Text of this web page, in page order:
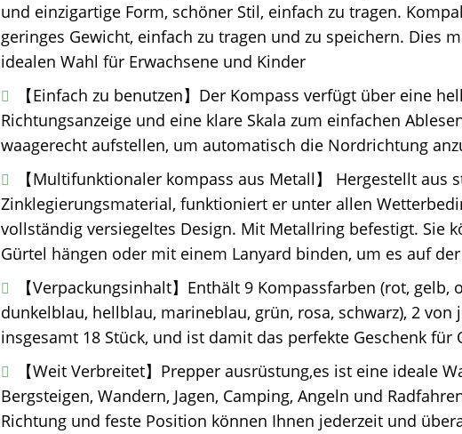
und einzigartige Form, schöner Stil, einfach zu tragen.
geringes Gewicht, einfach zu tragen und zu speichern. Dies
idealen Wahl für Erwachsene und Kinder
【Einfach zu benutzen】Der Kompass verfügt über eine
Richtungsanzeige und eine klare Skala zum einfachen
waagerecht aufstellen, um automatisch die Nordrichtung
【Multifunktionaler kompass aus Metall】 Hergestellt aus
Zinklegierungsmaterial, funktioniert er unter allen
vollständig versiegeltes Design. Mit Metallring befestigt. Sie
Gürtel hängen oder mit einem Lanyard binden, um es auf
【Verpackungsinhalt】Enthält 9 Kompassfarben (rot, gelb,
dunkelblau, hellblau, marineblau, grün, rosa, schwarz), 2 von
insgesamt 18 Stück, und ist damit das perfekte Geschenk für
【Weit Verbreitet】Prepper ausrüstung,es ist eine ideale
Bergsteigen, Wandern, Jagen, Camping, Angeln und
Richtung und feste Position können Ihnen jederzeit und